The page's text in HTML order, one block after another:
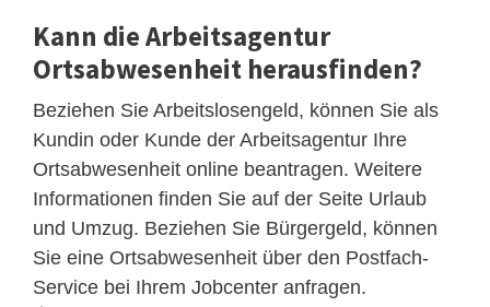
Kann die Arbeitsagentur
Ortsabwesenheit herausfinden?
Beziehen Sie Arbeitslosengeld, können Sie als
Kundin oder Kunde der Arbeitsagentur Ihre
Ortsabwesenheit online beantragen. Weitere
Informationen finden Sie auf der Seite Urlaub
und Umzug. Beziehen Sie Bürgergeld, können
Sie eine Ortsabwesenheit über den Postfach-
Service bei Ihrem Jobcenter anfragen.